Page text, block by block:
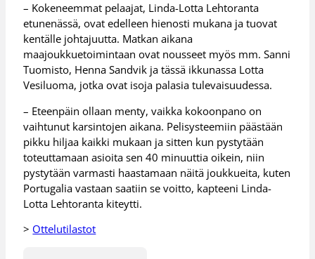
– Kokeneemmat pelaajat, Linda-Lotta Lehtoranta
etunenässä, ovat edelleen hienosti mukana ja tuovat
kentälle johtajuutta. Matkan aikana
maajoukkuetoimintaan ovat nousseet myös mm. Sanni
Tuomisto, Henna Sandvik ja tässä ikkunassa Lotta
Vesiluoma, jotka ovat isoja palasia tulevaisuudessa.
– Eteenpäin ollaan menty, vaikka kokoonpano on
vaihtunut karsintojen aikana. Pelisysteemiin päästään
pikku hiljaa kaikki mukaan ja sitten kun pystytään
toteuttamaan asioita sen 40 minuuttia oikein, niin
pystytään varmasti haastamaan näitä joukkueita, kuten
Portugalia vastaan saatiin se voitto, kapteeni Linda-
Lotta Lehtoranta kiteytti.
> Ottelutilastot